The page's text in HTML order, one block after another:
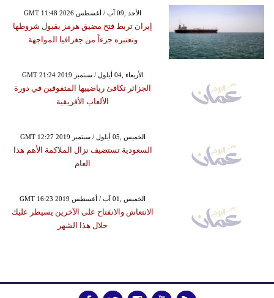
GMT 11:48 2026 الأحد ,09 آب / أغسطس
إيران تربط فتح مضيق هرمز بقبول شروطها
وتعتبره جزءاً من جغرافيا المواجهة
GMT 21:24 2019 الأربعاء ,04 أيلول / سبتمبر
الجزائر تكافئ رياضييها المتفوقين في دورة
الألعاب الأفريقية
GMT 12:27 2019 الخميس ,05 أيلول / سبتمبر
السعودية تستضيف نزال الملاكمة الأهم هذا
العام
GMT 16:23 2019 الخميس ,01 آب / أغسطس
الانتعاش والانفتاح على الآخرين يسيطر عليك
خلال هذا الشهر